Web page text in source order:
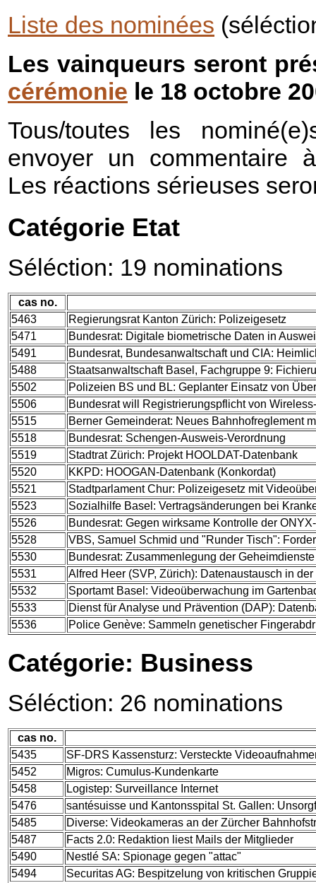
Liste des nominées
Les vainqueurs seront
cérémonie le 18 octobre
Tous/toutes les
envoyer un commentaire
Les réactions sérieuses
Catégorie Etat
Séléction: 19 nominations
cas no.
5463
Regierungsrat Kanton Zürich: Polizeigesetz
5471
Bundesrat: Digitale biometrische Daten in
5491
Bundesrat, Bundesanwaltschaft und CIA:
5488
Staatsanwaltschaft Basel, Fachgruppe 9:
5502
Polizeien BS und BL: Geplanter Einsatz von
5506
Bundesrat will Registrierungspflicht von
5515
Berner Gemeinderat: Neues Bahnhofreglement
5518
Bundesrat: Schengen-Ausweis-Verordnung
5519
Stadtrat Zürich: Projekt HOOLDAT-Datenbank
5520
KKPD: HOOGAN-Datenbank (Konkordat)
5521
Stadtparlament Chur: Polizeigesetz mit
5523
Sozialhilfe Basel: Vertragsänderungen bei
5526
Bundesrat: Gegen wirksame Kontrolle der
5528
VBS, Samuel Schmid und "Runder Tisch":
5530
Bundesrat: Zusammenlegung der
5531
Alfred Heer (SVP, Zürich): Datenaustausch in
5532
Sportamt Basel: Videoüberwachung im
5533
Dienst für Analyse und Prävention (DAP):
5536
Police Genève: Sammeln genetischer
Catégorie: Business
Séléction: 26 nominations
cas no.
5435
SF-DRS Kassensturz: Versteckte
5452
Migros: Cumulus-Kundenkarte
5458
Logistep: Surveillance Internet
5476
santésuisse und Kantonsspital St. Gallen:
5485
Diverse: Videokameras an der Zürcher
5487
Facts 2.0: Redaktion liest Mails der Mitglieder
5490
Nestlé SA: Spionage gegen "attac"
5494
Securitas AG: Bespitzelung von kritischen